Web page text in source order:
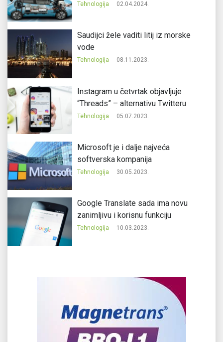
Tehnologija 02.04.2024.
Saudijci žele vaditi litij iz morske
vode
Tehnologija 08.11.2023.
Instagram u četvrtak objavljuje
“Threads” – alternativu Twitteru
Tehnologija 05.07.2023.
Microsoft je i dalje najveća
softverska kompanija
Tehnologija 30.05.2023.
Google Translate sada ima novu
zanimljivu i korisnu funkciju
Tehnologija 10.03.2023.